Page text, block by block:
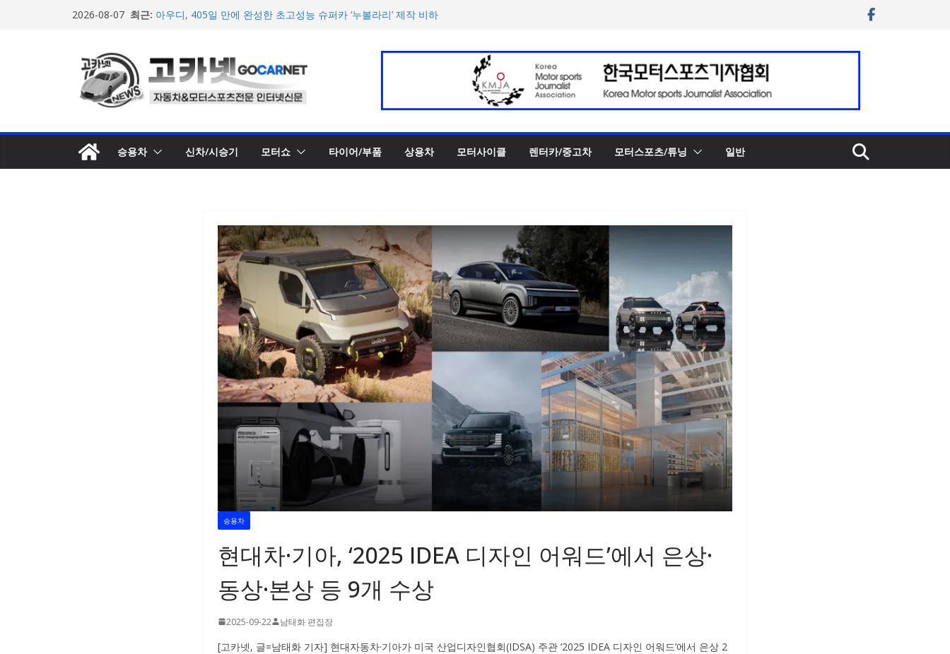
2026-08-07 최근: 아우디, 405일 만에 완성한 초고성능 슈퍼카 ‘누볼라리’ 제작 비하
개… 일본서 28일 계약 개시
포뮬러 E, 이동통신사 ‘기프가프’와 파트너십 체결… 친환경·사회
적 가치 창출 모색
람보르기니, 이탈리아 우주비행사 네스폴리와 ‘미우라 SV’ 조우
승용차 신차/시승기 모터쇼 타이어/부품 상용차 모터사이클 렌터카/중고차 모터스포츠/튜닝 일반
승용차
현대차·기아, ‘2025 IDEA 디자인 어워드’에서 은상·
동상·본상 등 9개 수상
2025-09-22 남태화 편집장
[고카넷, 글=남태화 기자] 현대자동차·기아가 미국 산업디자인협회(IDSA) 주관 ‘2025 IDEA 디자인 어워드’에서 은상 2